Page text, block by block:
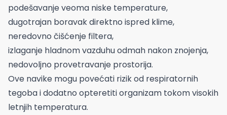
podešavanje veoma niske temperature,
dugotrajan boravak direktno ispred klime,
neredovno čišćenje filtera,
izlaganje hladnom vazduhu odmah nakon znojenja,
nedovoljno provetravanje prostorija.
Ove navike mogu povećati rizik od respiratornih
tegoba i dodatno opteretiti organizam tokom visokih
letnjih temperatura.